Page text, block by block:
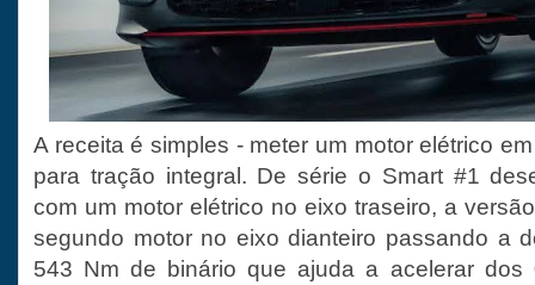
A receita é simples - meter um motor elétrico
para tração integral. De série o Smart #1
com um motor elétrico no eixo traseiro, a
segundo motor no eixo dianteiro passando a
543 Nm de binário que ajuda a acelerar